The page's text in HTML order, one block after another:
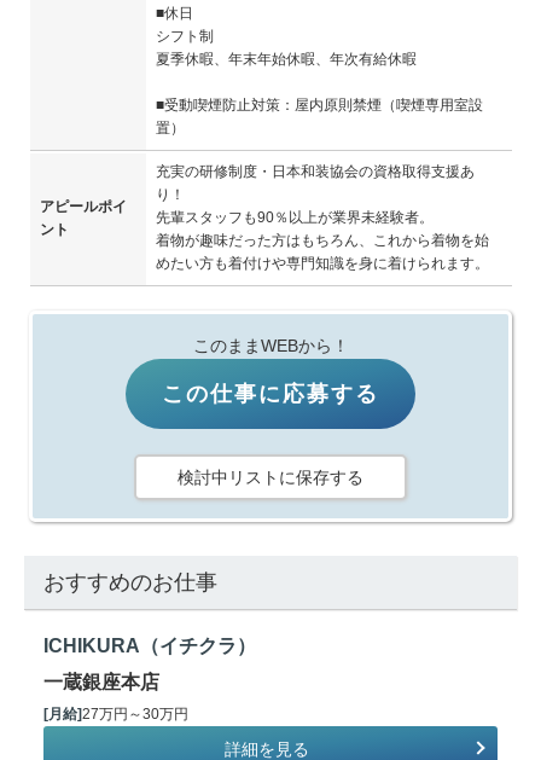
■休日
シフト制
夏季休暇、年末年始休暇、年次有給休暇
■受動喫煙防止対策：屋内原則禁煙（喫煙専用室設
置）
アピールポイ
ント
充実の研修制度・日本和装協会の資格取得支援あ
り！
先輩スタッフも90％以上が業界未経験者。
着物が趣味だった方はもちろん、これから着物を始
めたい方も着付けや専門知識を身に着けられます。
このままWEBから！
この仕事に応募する
検討中リストに保存する
おすすめのお仕事
ICHIKURA（イチクラ）
一蔵銀座本店
[月給]27万円～30万円
詳細を見る